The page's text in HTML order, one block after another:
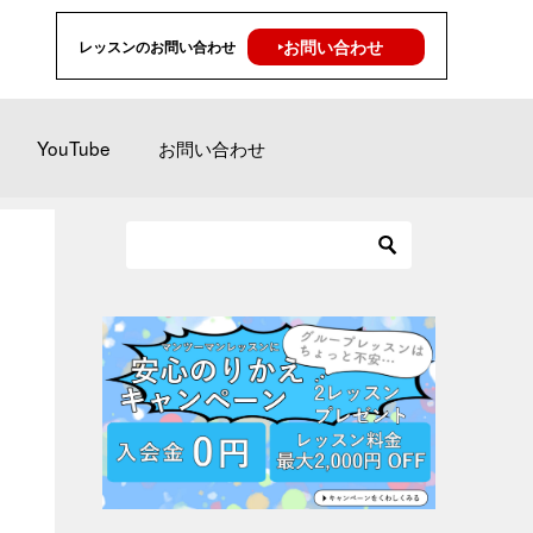
レッスンのお問い合わせ ‣お問い合わせ
YouTube お問い合わせ